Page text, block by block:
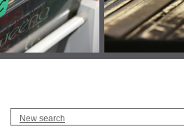
New search